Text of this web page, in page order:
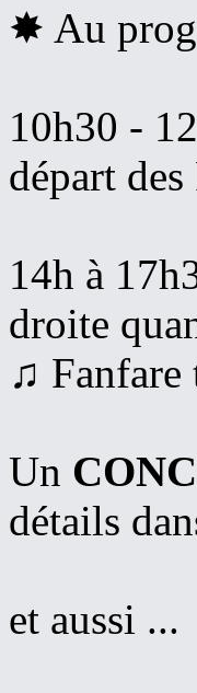
✸ Au
10h30 -
départ
14h à
droite
♫ Fanfare
Un
détails
et aussi ...